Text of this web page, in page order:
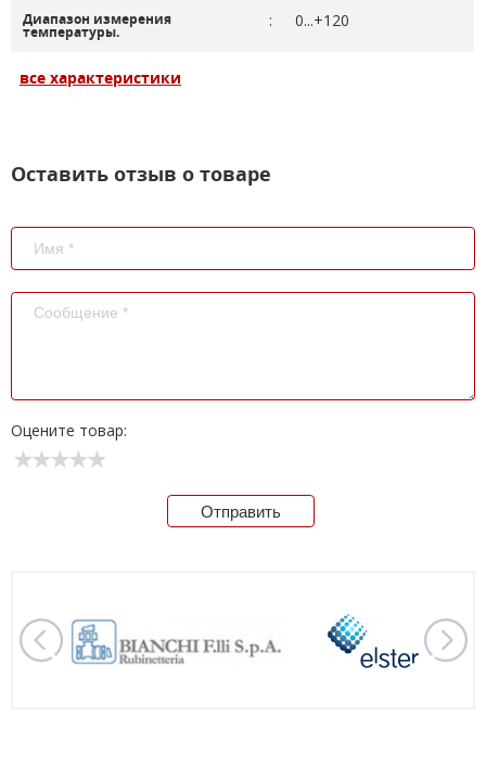
Диапазон измерения
температуры.
: 0...+120
все характеристики
Оставить отзыв о товаре
Оцените товар:
Отправить